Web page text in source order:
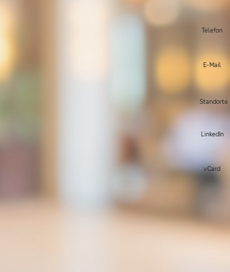
Telefon
E-Mail
Standorte
LinkedIn
vCard